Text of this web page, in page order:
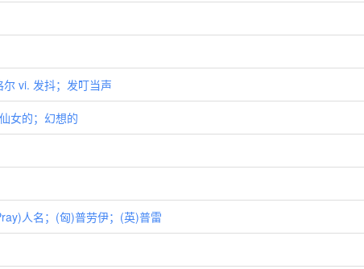
vi. 发抖；发叮当声
女的；幻想的
人名；(匈)普劳伊；(英)普雷